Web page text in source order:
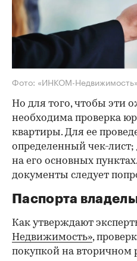
Фото: «ИНКОМ-Недвижимость»
Но для того, чтобы эти
необходима проверка
квартиры. Для ее
определенный чек-лист;
на его основных
документы следует
Паспорта
Как утверждают
Недвижимость»,
покупкой на вторичном